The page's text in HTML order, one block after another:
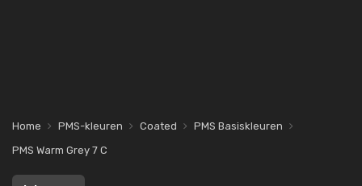
Home PMS-kleuren Coated
PMS Basiskleuren
PMS Warm Grey 7 C